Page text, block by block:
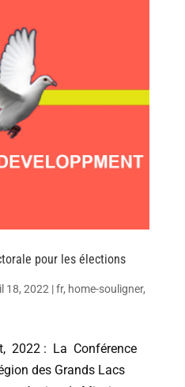
pour les élections
18, 2022 |fr, home-souligner,
2022 : La Conférence
des Grands Lacs